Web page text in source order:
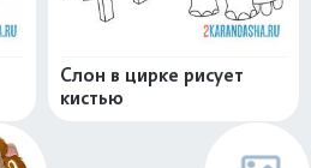
Слон в цирке рисует
кистью